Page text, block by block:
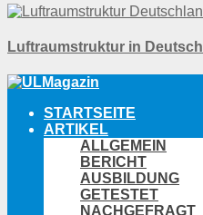
Luftraumstruktur in
STARTSEITE
ARTIKEL
ALLGEMEIN
BERICHT
AUSBILDUNG
GETESTET
NACHGEFRAGT